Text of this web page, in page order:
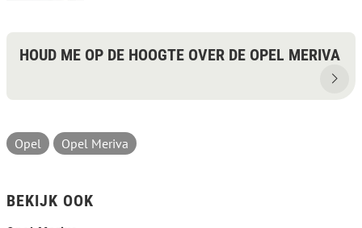
HOUD ME OP DE HOOGTE OVER DE OPEL MERIVA
Opel Opel Meriva
BEKIJK OOK